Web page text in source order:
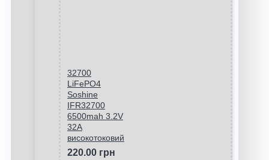
32700
LiFePO4
Soshine
IFR32700
6500mah 3.2V
32A
високотоковий
220.00 грн